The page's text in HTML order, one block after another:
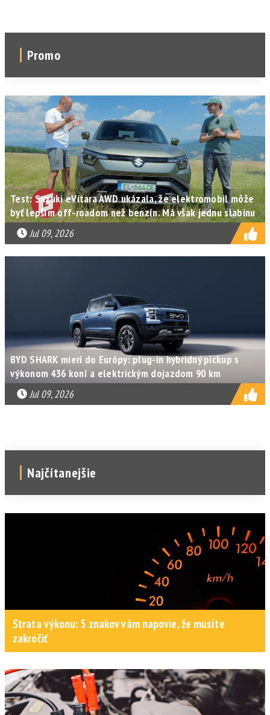
Promo
Test: Suzuki eVitara AWD ukázala, že elektromobil môže
byť lepším off-roadom než benzín. Má však jednu slabinu
Jul 09, 2026
BYD SHARK mieri do Európy: plug-in hybridný pickup s
výkonom 436 koní a elektrickým dojazdom 90 km
Jul 09, 2026
Najčítanejšie
Strata výkonu: 5 znakov vám napovie, že musíte
zakročiť